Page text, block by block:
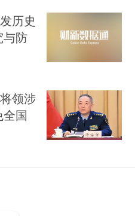
历史
与防
领涉
国